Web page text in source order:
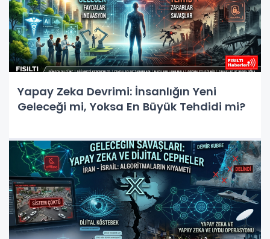
Yapay Zeka Devrimi: İnsanlığın Yeni
Geleceği mi, Yoksa En Büyük Tehdidi mi?